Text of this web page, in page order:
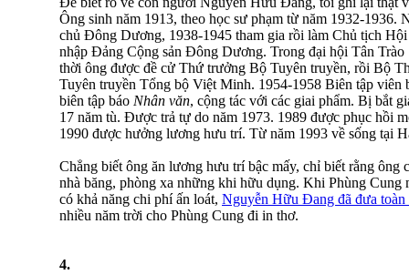
Ông sinh năm 1913, theo học sư phạm từ năm 1932-1936.
chủ Đông Dương, 1938-1945 tham gia rồi làm Chủ tịch
nhập Đảng Cộng sản Đông Dương. Trong đại hội Tân
thời ông được đề cử Thứ trưởng Bộ Tuyên truyền, rồi Bộ
Tuyên truyền Tổng bộ Việt Minh. 1954-1958 Biên tập viên
biên tập báo Nhân văn, cộng tác với các giai phẩm. Bị bắt
17 năm tù. Được trả tự do năm 1973. 1989 được phục hồi
1990 được hưởng lương hưu trí. Từ năm 1993 về sống tại
Chẳng biết ông ăn lương hưu trí bậc mấy, chỉ biết rằng ông
nhà băng, phòng xa những khi hữu dụng. Khi Phùng Cung
có khả năng chi phí ấn loát, Nguyễn Hữu Đang đã đưa toàn
nhiều năm trời cho Phùng Cung đi in thơ.
4.